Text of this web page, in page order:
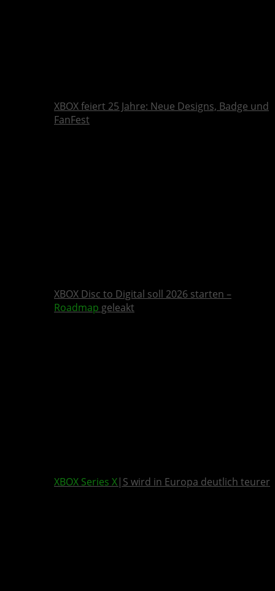
XBOX feiert 25 Jahre: Neue Designs, Badge und
FanFest
XBOX Disc to Digital soll 2026 starten –
Roadmap geleakt
XBOX Series X|S wird in Europa deutlich teurer